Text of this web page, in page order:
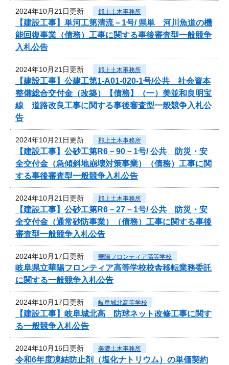
2024年10月21日更新 郡上土木事務所
【建設工事】単河工第清流－1号/ 県単 河川魚道の機
能回復事業（債務）工事に関する事後審査型一般競争
入札公告
2024年10月21日更新 郡上土木事務所
【建設工事】公建工第1-A01-020-1号/公共 社会資本
整備総合交付金（改築）【債務】（一）美並和良明宝
線 道路改良工事に関する事後審査型一般競争入札公
告
2024年10月21日更新 郡上土木事務所
【建設工事】公砂工第R6－90－1号/ 公共 防災・安
全交付金（急傾斜地崩壊対策事業）（債務）工事に関
する事後審査型一般競争入札公告
2024年10月21日更新 郡上土木事務所
【建設工事】公砂工第R6－27－1号/ 公共 防災・安
全交付金（通常砂防事業）（債務）工事に関する事後
審査型一般競争入札公告
2024年10月17日更新 華陽フロンティア高等学校
岐阜県立華陽フロンティア高等学校校舎移転業務委託
に関する一般競争入札公告
2024年10月17日更新 岐阜城北高等学校
【建設工事】岐阜城北高 防球ネット改修工事に関す
る一般競争入札公告
2024年10月16日更新 美濃土木事務所
令和6年度凍結防止剤（塩化ナトリウム）の単価契約